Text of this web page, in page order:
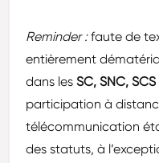
Reminder :faute de
entièrement
dans les SC, SNC,
participation à
télécommunication
des statuts, à